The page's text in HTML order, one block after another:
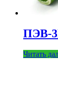
ПЭВ-
Читать